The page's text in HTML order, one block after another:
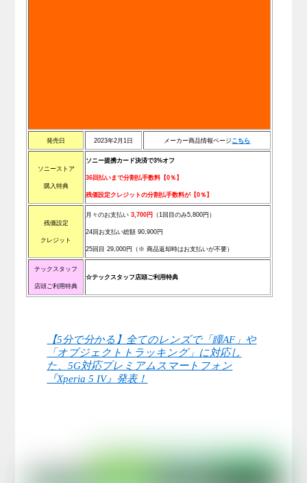
発売日 2023年2月1日 メーカー商品情報ページこちら
ソニーストア
購入特典
ソニー提携カード決済で3%オフ
36回払いまで分割払手数料【0％】
残価設定クレジットの分割払手数料が【0％】
残価設定
クレジット
月々のお支払い3,700円 （1回目のみ5,800円）
24回お支払い総額 90,900円
25回目 29,000円（※ 商品返却時はお支払いが不要）
テックスタッフ
店頭ご利用特典
☆テックスタッフ店頭ご利用特典
【5分で分かる】全てのレンズで「瞳AF」や
「オブジェクトトラッキング」に対応し
た、5G対応プレミアムスマートフォン
『Xperia 5 IV』発表！